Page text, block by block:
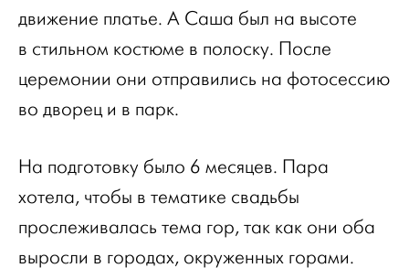
движение платье. А Саша был на высоте
в стильном костюме в полоску. После
церемонии они отправились на фотосессию
во дворец и в парк.
На подготовку было 6 месяцев. Пара
хотела, чтобы в тематике свадьбы
прослеживалась тема гор, так как они оба
выросли в городах, окруженных горами.